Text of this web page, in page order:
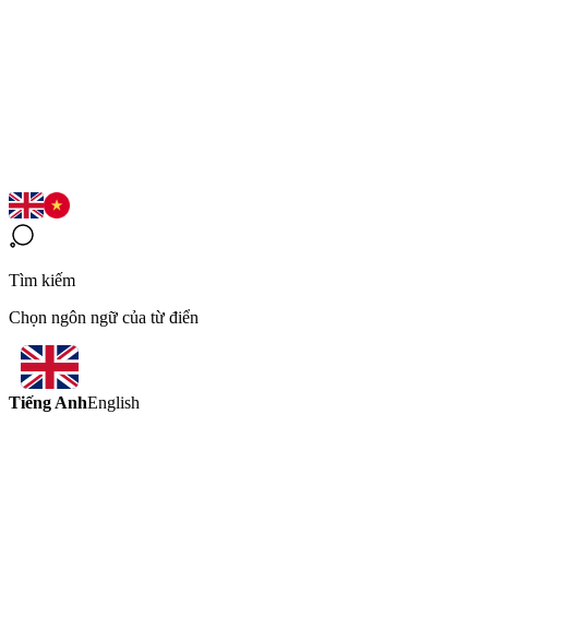
Tìm kiếm
Chọn ngôn ngữ của từ điển
Tiếng AnhEnglish